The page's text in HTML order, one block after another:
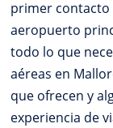
primer contacto
aeropuerto
todo lo que
aéreas en
que ofrecen y
experiencia de